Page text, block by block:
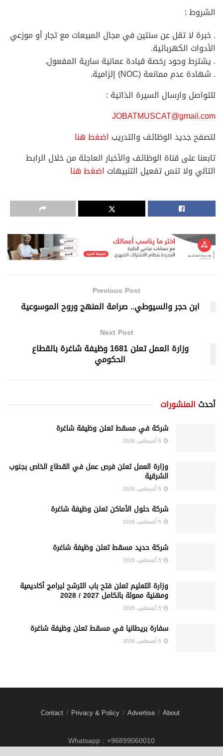
الشروط :
. خبرة لا تقل عن سنتين في مجال المبيعات مع تجار أو موزعي
الأدوات الكهربائية.
. يشترط وجود رخصة قيادة عمانية سارية المفعول.
. شهادة عدم ممانعة (NOC) إلزامية.
للتواصل وارسال السيرة الذاتية :
JOBATMUSCAT@gmail.com
لتصفح جديد الوظائف والتدريب اضغط هنا
تابعنا على قناة الوظائف والأخبار العاجلة من خلال الرابط
التالي ولا تنسَ تفعيل التنبيهات اضغط هنا
Previous Post
ابن حجر والسيوطي.. صرامة المنهج وروح الموسوعية
Next Post
وزارة العمل تعلن 1681 وظيفة شاغرة بالقطاع
الحكومي
أحدث المنشورات
شركة في مسقط تعلن وظيفة شاغرة
وزارة العمل تعلن فرص عمل في القطاع الخاص بجنوب
الشرقية
شركة حلول الأماكن تعلن وظيفة شاغرة
شركة حديد مسقط تعلن وظيفة شاغرة
وزارة التعليم تعلن فتح باب الترشح لبرامج أكاديمية
ومهنية ممولة بالكامل 2027 / 2028
سفارة بريطانيا في مسقط تعلن وظيفة شاغرة
About
Advertise
Privacy & Policy
Contact
Whatsapp : +96899060010